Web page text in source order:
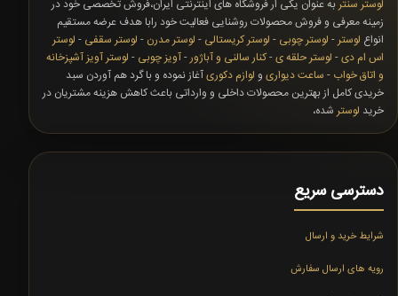
لوستر سنتر به عنوان یکی ار فروشگاه های اینترنتی ایران،فروش تخصصی خود در
زمینه معرفی و فروش محصولات روشنایی فعالیت خود رابا هدف عرضه مستقیم
انواع لوستر - لوستر چوبی - لوستر کریستالی - لوستر مدرن - لوستر سقفی - لوستر
اس ام دی- لوستر حلقه ی-کنار سالنی و آباژور-آویز چوبی - لوستر آویز آشپزخانه
و اتاق خواب - ساعت دیواری و لوازم دکوریآغاز نموده و با گرد هم آوردن سبد
خریدی کامل از بهترین محصولات داخلی و وارداتی باعث کاهش هزینه مشتریان در
خرید لوستر شده،
دسترسی سریع
شرایط خرید و ارسال
رویه های ارسال سفارش